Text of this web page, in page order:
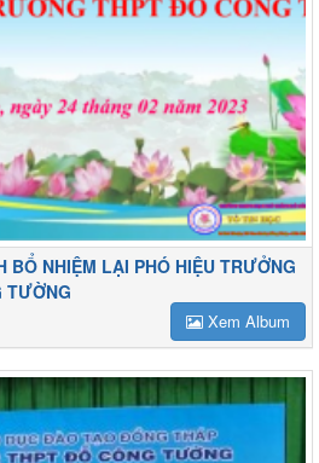
BỔ NHIỆM LẠI PHÓ HIỆU TRƯỞNG
TƯỜNG
Xem Album